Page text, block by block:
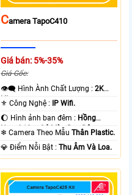
CAmera TapoC410
Giá bán: 5%-35%
Giá Gốc:
👁️‍🗨 Hình Ành Chất Lượng :2K
Lite .
⚜️ Công Nghệ :
IP Wifi.
🌔 Hình ảnh ban đêm : Hồng
Ngoại 10m Có Màu Ban Ðêm.
❄ Camera Theo MẫuThân Plastic.
️💎 Điểm Nỗi Bật :Thu Âm Và Loa.